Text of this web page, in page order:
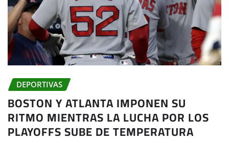
DEPORTIVAS
BOSTON Y ATLANTA IMPONEN SU
RITMO MIENTRAS LA LUCHA POR LOS
PLAYOFFS SUBE DE TEMPERATURA